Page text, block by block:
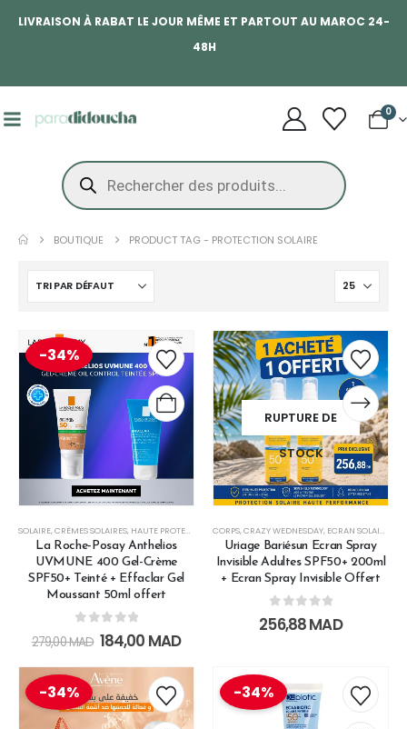
LIVRAISON À RABAT LE JOUR MÊME ET PARTOUT AU MAROC 24-
48H
0
BOUTIQUE PRODUCT TAG - PROTECTION SOLAIRE
-34%
SOLAIRE,CRÈMES SOLAIRES, HAUTE PROTECTION ,LES SOINS SOLAIRES,SPECIAL DISCOUNT
La Roche-Posay Anthelios
UVMUNE 400 Gel-Crème
SPF50+ Teinté + Effaclar Gel
Moussant 50ml offert
out of 5
279,00MAD 184,00 MAD
RUPTURE DE
STOCK
CORPS,CRAZY WEDNESDAY, ECRAN SOLAIRE II
Uriage Bariésun Ecran Spray
Invisible Adultes SPF50+ 200ml
+ Ecran Spray Invisible Offert
0 out of 5
256,88MAD
-34% -34%